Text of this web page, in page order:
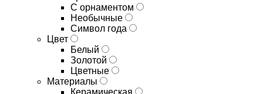
С орнаментом
Необычные
Символ года
Цвет
Белый
Золотой
Цветные
Материалы
Керамическая